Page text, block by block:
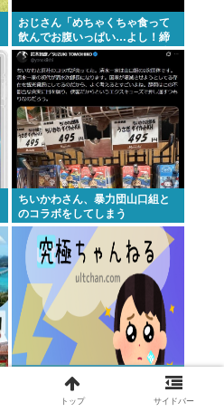
おじさん「めちゃくちゃ食って
飲んでお腹いっぱい…よし！締
めのラーメン行くかw」 これ体
爆発しないの？
ちいかわさん、暴力団山口組と
のコラボをしてしまう
【動画】ちうごくの女さん、日
本の警察官をケルナグールwww
トップ サイドバー